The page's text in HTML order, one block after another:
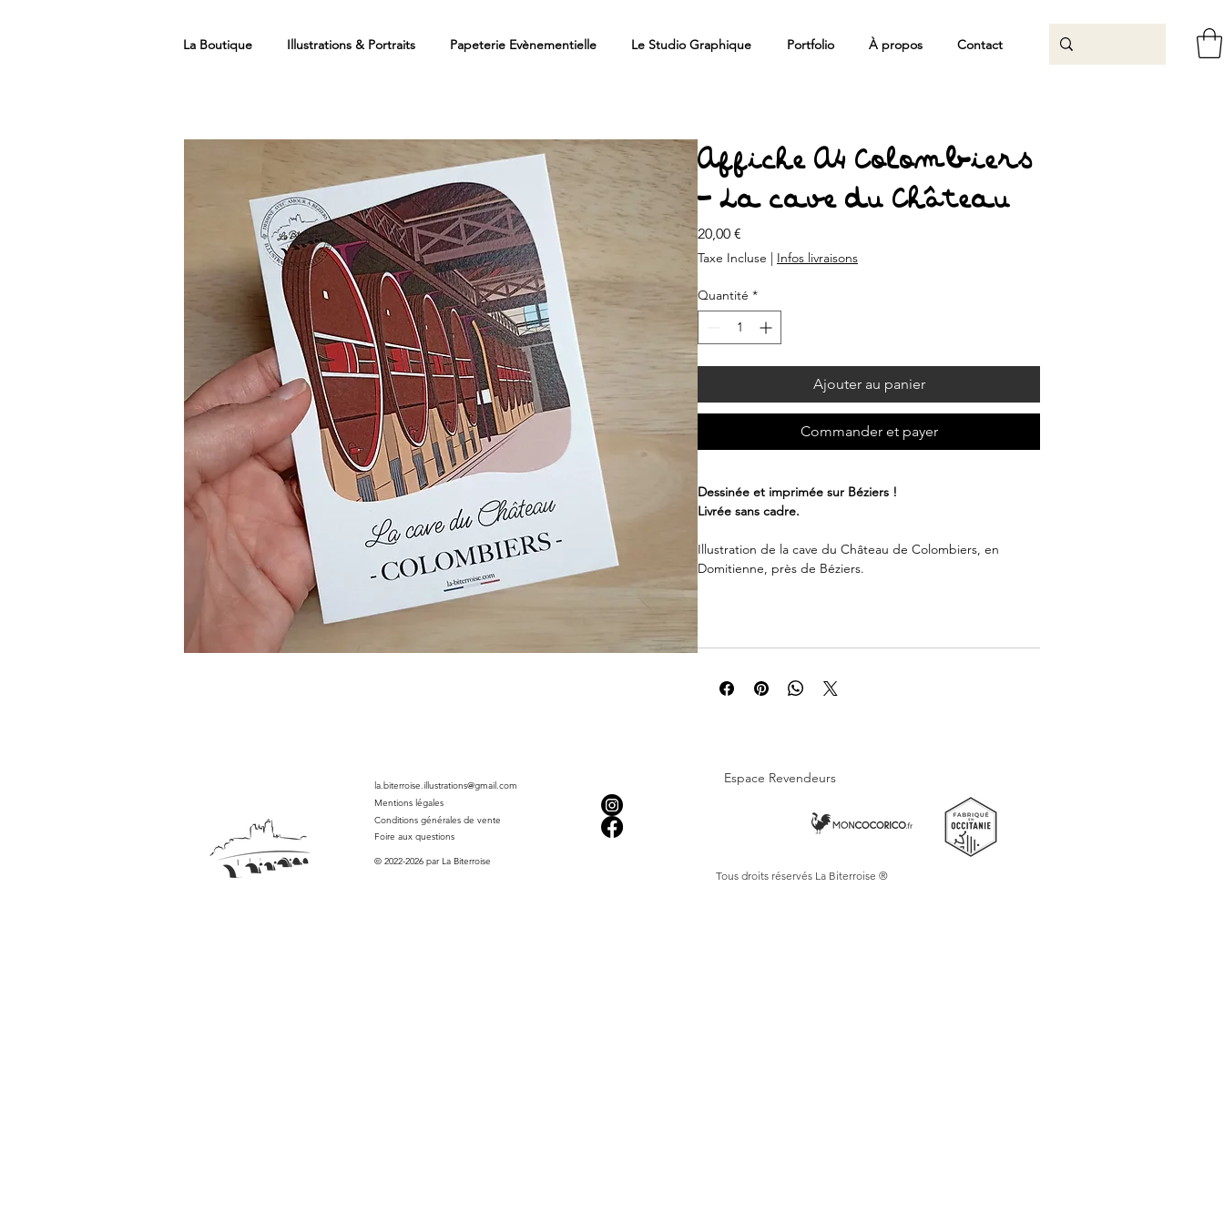
La Boutique Illustrations & Portraits Papeterie Evènementielle Le Studio Graphique Portfolio À propos Contact
Affiche A4 Colombiers
- La cave du Château
20,00 €
Taxe Incluse | Infos livraisons
Quantité *
Ajouter au panier
Commander et payer
Dessinée et imprimée sur Béziers !
Livrée sans cadre.
Illustration de la cave du Château de Colombiers, en
Domitienne, près de Béziers.
la.biterroise.illustrations@gmail.com
Mentions légales
Conditions générales de vente
Foire aux questions
© 2022-2026 par La Biterroise
Espace Revendeurs
Tous droits réservés La Biterroise ®